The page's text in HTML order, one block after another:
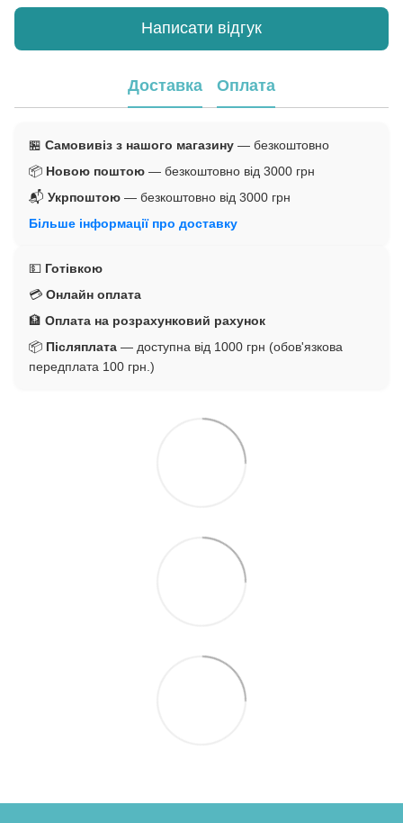
Написати відгук
Доставка Оплата
🏪 Самовивіз з нашого магазину — безкоштовно
📦 Новою поштою — безкоштовно від 3000 грн
📬 Укрпоштою — безкоштовно від 3000 грн
Більше інформації про доставку
💵 Готівкою
💳 Онлайн оплата
🏦 Оплата на розрахунковий рахунок
📦 Післяплата — доступна від 1000 грн (обов'язкова
передплата 100 грн.)